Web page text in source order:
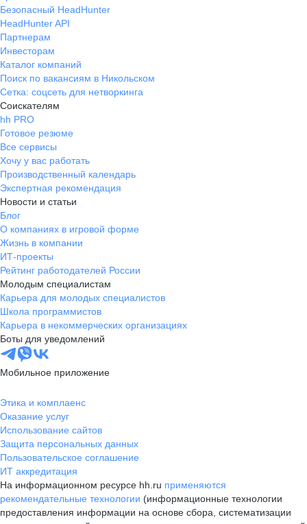
Безопасный HeadHunter
HeadHunter API
Партнерам
Инвесторам
Каталог компаний
Поиск по вакансиям в Никольском
Сетка: соцсеть для нетворкинга
Соискателям
hh PRO
Готовое резюме
Все сервисы
Хочу у вас работать
Производственный календарь
Экспертная рекомендация
Новости и статьи
Блог
О компаниях в игровой форме
Жизнь в компании
ИТ-проекты
Рейтинг работодателей России
Молодым специалистам
Карьера для молодых специалистов
Школа программистов
Карьера в некоммерческих организациях
Боты для уведомлений
Мобильное приложение
Этика и комплаенс
Оказание услуг
Использование сайтов
Защита персональных данных
Пользовательское соглашение
ИТ аккредитация
На информационном ресурсе hh.ru применяются
рекомендательные технологии (информационные технологии
предоставления информации на основе сбора, систематизации